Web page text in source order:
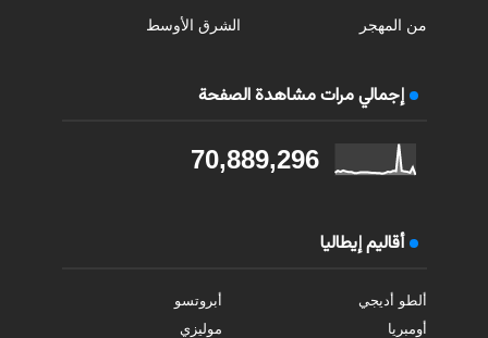
من المهجر الشرق الأوسط
إجمالي مرات مشاهدة الصفحة
70,889,296
أقاليم إيطاليا
ألطو أديجي
أبروتسو
أومبريا
موليزي